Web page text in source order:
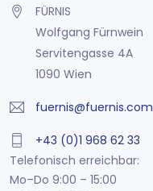
FÜRNIS
Wolfgang Fürnwein
Servitengasse 4A
1090 Wien
fuernis@fuernis.com
+43 (0)1 968 62 33
Telefonisch erreichbar:
Mo–Do 9:00 – 15:00